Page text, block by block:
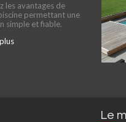
les avantages de
permettant une
simple et fiable.
Le